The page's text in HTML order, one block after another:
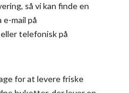
så vi kan finde en
mail på
telefonisk på
for at levere friske